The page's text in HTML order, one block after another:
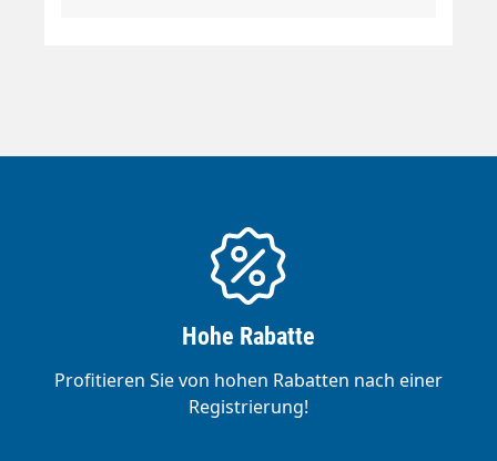
Farbe: CCBL, CCRT, CCGR, CCGE, CCGN.» Öl-,
+60 °C, -40 °F  +140 °F.» Hochzugfeste
Polyesterarmierung,» Außendurchmesser
15 mm bei DN 8.» Berstdruck > 800 bar, 4-
Hohe Rabatte
Profitieren Sie von hohen Rabatten nach einer
Registrierung!